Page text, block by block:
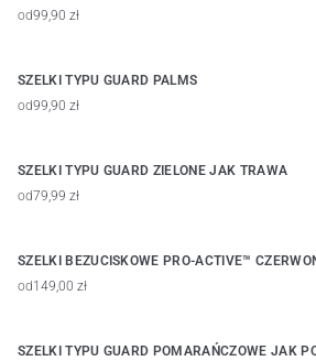
od99,90 zł
SZELKI TYPU GUARD PALMS
od99,90 zł
SZELKI TYPU GUARD ZIELONE JAK TRAWA
od79,99 zł
SZELKI BEZUCISKOWE PRO-ACTIVE™
od149,00 zł
SZELKI TYPU GUARD POMARAŃCZOWE JAK